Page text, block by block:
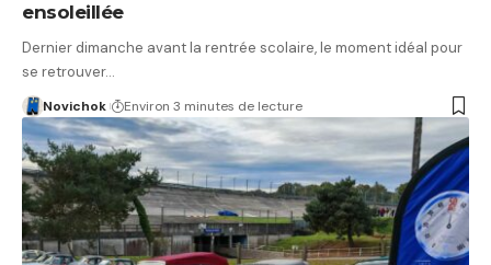
ensoleillée
Dernier dimanche avant la rentrée scolaire, le moment idéal pour
se retrouver…
Novichok Environ 3 minutes de lecture